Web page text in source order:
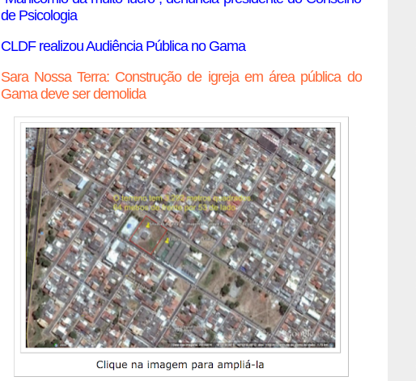
de Psicologia
CLDF realizou Audiência Pública no Gama
Sara Nossa Terra: Construção de igreja em área pública do
Gama deve ser demolida